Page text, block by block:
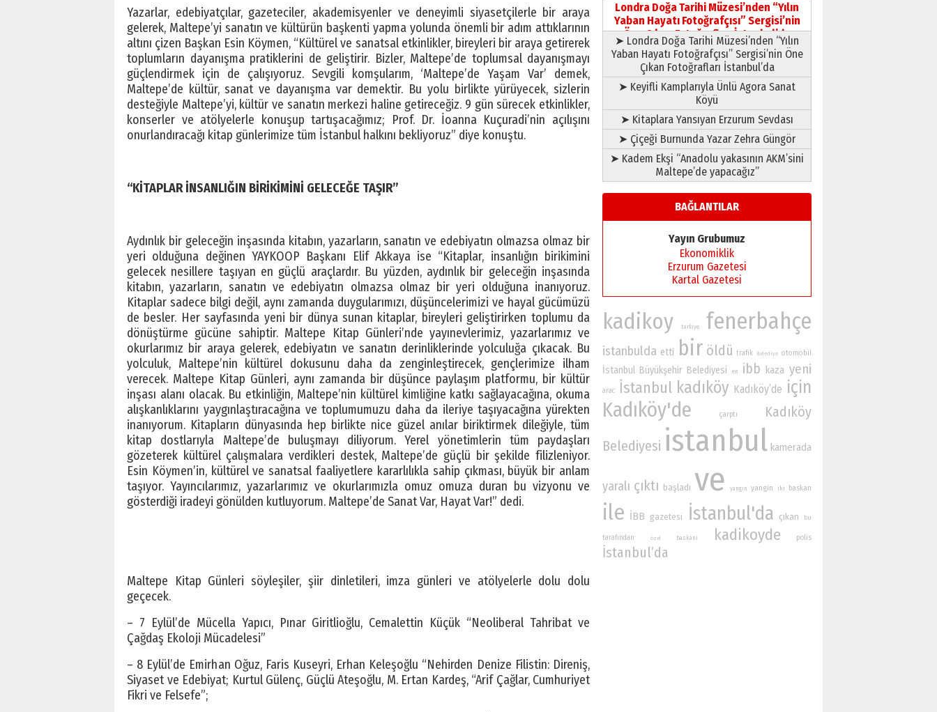
Yazarlar, edebiyatçılar, gazeteciler, akademisyenler ve deneyimli siyasetçilerle bir araya
gelerek, Maltepe’yi sanatın ve kültürün başkenti yapma yolunda önemli bir adım attıklarının
altını çizen Başkan Esin Köymen, “Kültürel ve sanatsal etkinlikler, bireyleri bir araya getirerek
toplumların dayanışma pratiklerini de geliştirir. Bizler, Maltepe’de toplumsal dayanışmayı
güçlendirmek için de çalışıyoruz. Sevgili komşularım, ‘Maltepe’de Yaşam Var’ demek,
Maltepe’de kültür, sanat ve dayanışma var demektir. Bu yolu birlikte yürüyecek, sizlerin
desteğiyle Maltepe’yi, kültür ve sanatın merkezi haline getireceğiz. 9 gün sürecek etkinlikler,
konserler ve atölyelerle konuşup tartışacağımız; Prof. Dr. İoanna Kuçuradi’nin açılışını
onurlandıracağı kitap günlerimize tüm İstanbul halkını bekliyoruz” diye konuştu.
“KİTAPLAR İNSANLIĞIN BİRİKİMİNİ GELECEĞE TAŞIR”
Aydınlık bir geleceğin inşasında kitabın, yazarların, sanatın ve edebiyatın olmazsa olmaz bir
yeri olduğuna değinen YAYKOOP Başkanı Elif Akkaya ise “Kitaplar, insanlığın birikimini
gelecek nesillere taşıyan en güçlü araçlardır. Bu yüzden, aydınlık bir geleceğin inşasında
kitabın, yazarların, sanatın ve edebiyatın olmazsa olmaz bir yeri olduğuna inanıyoruz.
Kitaplar sadece bilgi değil, aynı zamanda duygularımızı, düşüncelerimizi ve hayal gücümüzü
de besler. Her sayfasında yeni bir dünya sunan kitaplar, bireyleri geliştirirken toplumu da
dönüştürme gücüne sahiptir. Maltepe Kitap Günleri’nde yayınevlerimiz, yazarlarımız ve
okurlarımız bir araya gelerek, edebiyatın ve sanatın derinliklerinde yolculuğa çıkacak. Bu
yolculuk, Maltepe’nin kültürel dokusunu daha da zenginleştirecek, gençlerimize ilham
verecek. Maltepe Kitap Günleri, aynı zamanda bir düşünce paylaşım platformu, bir kültür
inşası alanı olacak. Bu etkinliğin, Maltepe’nin kültürel kimliğine katkı sağlayacağına, okuma
alışkanlıklarını yaygınlaştıracağına ve toplumumuzu daha da ileriye taşıyacağına yürekten
inanıyorum. Kitapların dünyasında hep birlikte nice güzel anılar biriktirmek dileğiyle, tüm
kitap dostlarıyla Maltepe’de buluşmayı diliyorum. Yerel yönetimlerin tüm paydaşları
gözeterek kültürel çalışmalara verdikleri destek, Maltepe’de güçlü bir şekilde filizleniyor.
Esin Köymen’in, kültürel ve sanatsal faaliyetlere kararlılıkla sahip çıkması, büyük bir anlam
taşıyor. Yayıncılarımız, yazarlarımız ve okurlarımızla omuz omuza duran bu vizyonu ve
gösterdiği iradeyi gönülden kutluyorum. Maltepe’de Sanat Var, Hayat Var!” dedi.
Maltepe Kitap Günleri söyleşiler, şiir dinletileri, imza günleri ve atölyelerle dolu dolu
geçecek.
– 7 Eylül’de Mücella Yapıcı, Pınar Giritlioğlu, Cemalettin Küçük “Neoliberal Tahribat ve
Çağdaş Ekoloji Mücadelesi”
– 8 Eylül’de Emirhan Oğuz, Faris Kuseyri, Erhan Keleşoğlu “Nehirden Denize Filistin: Direniş,
Siyaset ve Edebiyat; Kurtul Gülenç, Güçlü Ateşoğlu, M. Ertan Kardeş, “Arif Çağlar, Cumhuriyet
Fikri ve Felsefe”;
Londra Doğa Tarihi Müzesi’nden “Yılın
Yaban Hayatı Fotoğrafçısı” Sergisi’nin
Öne Çıkan Fotoğrafları İstanbul’da
➤ Londra Doğa Tarihi Müzesi’nden “Yılın
Yaban Hayatı Fotoğrafçısı” Sergisi’nin Öne
Çıkan Fotoğrafları İstanbul’da
➤ Keyifli Kamplarıyla Ünlü Agora Sanat
Köyü
➤ Kitaplara Yansıyan Erzurum Sevdası
➤ Çiçeği Burnunda Yazar Zehra Güngör
➤ Kadem Ekşi “Anadolu yakasının AKM’sini
Maltepe’de yapacağız”
BAĞLANTILAR
Yayın Grubumuz
Ekonomiklik
Erzurum Gazetesi
Kartal Gazetesi
kadikoy turkiye fenerbahçe
istanbulda etti bir öldü trafik Belediye otomobil
İstanbul Büyükşehir Belediyesi en ibb kaza yeni
arac İstanbul kadıköy Kadıköy’de için
Kadıköy'de çarptı Kadıköy
Belediyesi istanbul kamerada
yaralı çıktı başladı ve yangın yangin iki baskan
ile İBB gazetesi İstanbul'da çıkan bu
tarafından özel baskani kadikoyde polis
İstanbul’da